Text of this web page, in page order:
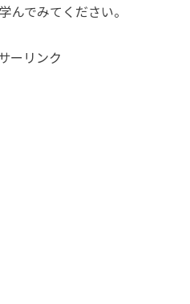
んでみてください。
ーリンク